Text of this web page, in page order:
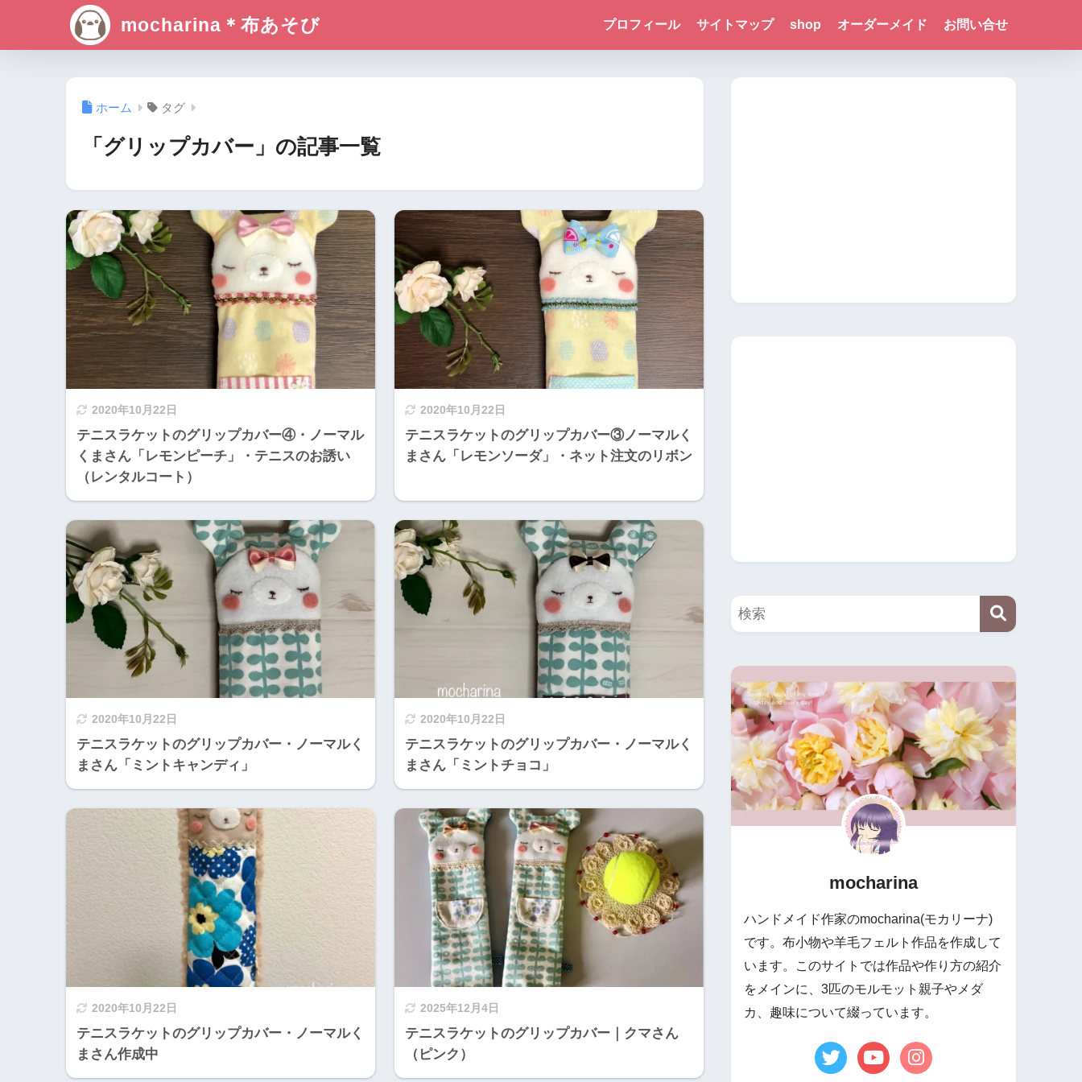
mocharina＊布あそび プロフィール サイトマップ shop オーダーメイド お問い合せ
ホーム タグ
「グリップカバー」の記事一覧
2020年10月22日
テニスラケットのグリップカバー④・ノーマル
くまさん「レモンピーチ」・テニスのお誘い
（レンタルコート）
2020年10月22日
テニスラケットのグリップカバー③ノーマルく
まさん「レモンソーダ」・ネット注文のリボン
2020年10月22日
テニスラケットのグリップカバー・ノーマルく
まさん「ミントキャンディ」
2020年10月22日
テニスラケットのグリップカバー・ノーマルく
まさん「ミントチョコ」
2020年10月22日
テニスラケットのグリップカバー・ノーマルく
まさん作成中
2025年12月4日
テニスラケットのグリップカバー｜クマさん
（ピンク）
mocharina
ハンドメイド作家のmocharina(モカリーナ)
です。布小物や羊毛フェルト作品を作成して
います。このサイトでは作品や作り方の紹介
をメインに、3匹のモルモット親子やメダ
カ、趣味について綴っています。